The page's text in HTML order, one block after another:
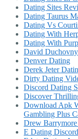
Dating Sites
Dating Taurus
Dating Vs
Dating With
Dating With
David
Denver Dating
Derek Jeter
Dirty Dating
Discord Dating
Discover
Download Apk
Gambling Plus
Drew
E Dating Discord